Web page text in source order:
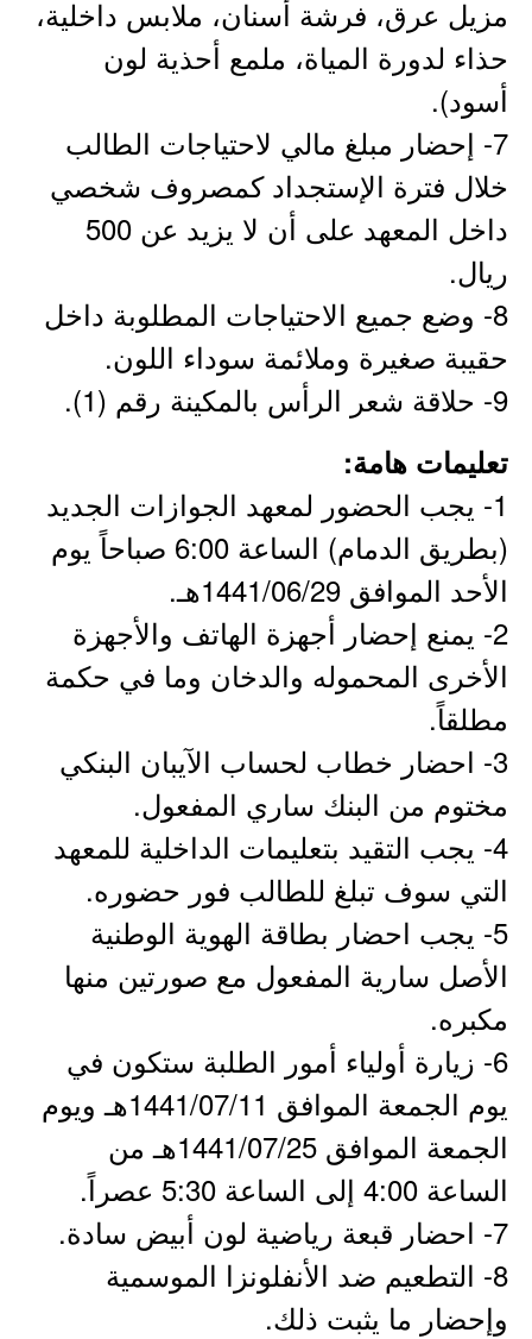
مزيل عرق، فرشة أسنان، ملابس داخلية،
حذاء لدورة المياة، ملمع أحذية لون
أسود).
7- إحضار مبلغ مالي لاحتياجات الطالب
خلال فترة الإستجداد كمصروف شخصي
داخل المعهد على أن لا يزيد عن 500
ريال.
8- وضع جميع الاحتياجات المطلوبة داخل
حقيبة صغيرة وملائمة سوداء اللون.
9- حلاقة شعر الرأس بالمكينة رقم (1).
تعليمات هامة:
1- يجب الحضور لمعهد الجوازات الجديد
(بطريق الدمام) الساعة 6:00 صباحاً يوم
الأحد الموافق 1441/06/29هـ.
2- يمنع إحضار أجهزة الهاتف والأجهزة
الأخرى المحموله والدخان وما في حكمة
مطلقاً.
3- احضار خطاب لحساب الآيبان البنكي
مختوم من البنك ساري المفعول.
4- يجب التقيد بتعليمات الداخلية للمعهد
التي سوف تبلغ للطالب فور حضوره.
5- يجب احضار بطاقة الهوية الوطنية
الأصل سارية المفعول مع صورتين منها
مكبره.
6- زيارة أولياء أمور الطلبة ستكون في
يوم الجمعة الموافق 1441/07/11هـ ويوم
الجمعة الموافق 1441/07/25هـ من
الساعة 4:00 إلى الساعة 5:30 عصراً.
7- احضار قبعة رياضية لون أبيض سادة.
8- التطعيم ضد الأنفلونزا الموسمية
وإحضار ما يثبت ذلك.